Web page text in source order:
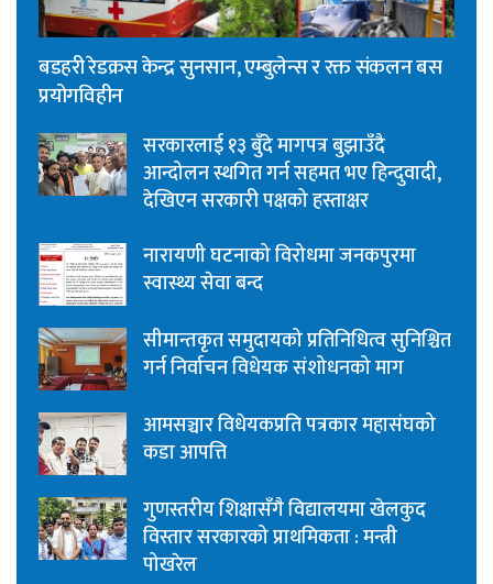
बडहरी रेडक्रस केन्द्र सुनसान, एम्बुलेन्स र रक्त संकलन बस
प्रयोगविहीन
सरकारलाई १३ बुँदे मागपत्र बुझाउँदै
आन्दोलन स्थगित गर्न सहमत भए हिन्दुवादी,
देखिएन सरकारी पक्षको हस्ताक्षर
नारायणी घटनाको विरोधमा जनकपुरमा
स्वास्थ्य सेवा बन्द
सीमान्तकृत समुदायको प्रतिनिधित्व सुनिश्चित
गर्न निर्वाचन विधेयक संशोधनको माग
आमसञ्चार विधेयकप्रति पत्रकार महासंघको
कडा आपत्ति
गुणस्तरीय शिक्षासँगै विद्यालयमा खेलकुद
विस्तार सरकारको प्राथमिकता : मन्त्री
पोखरेल